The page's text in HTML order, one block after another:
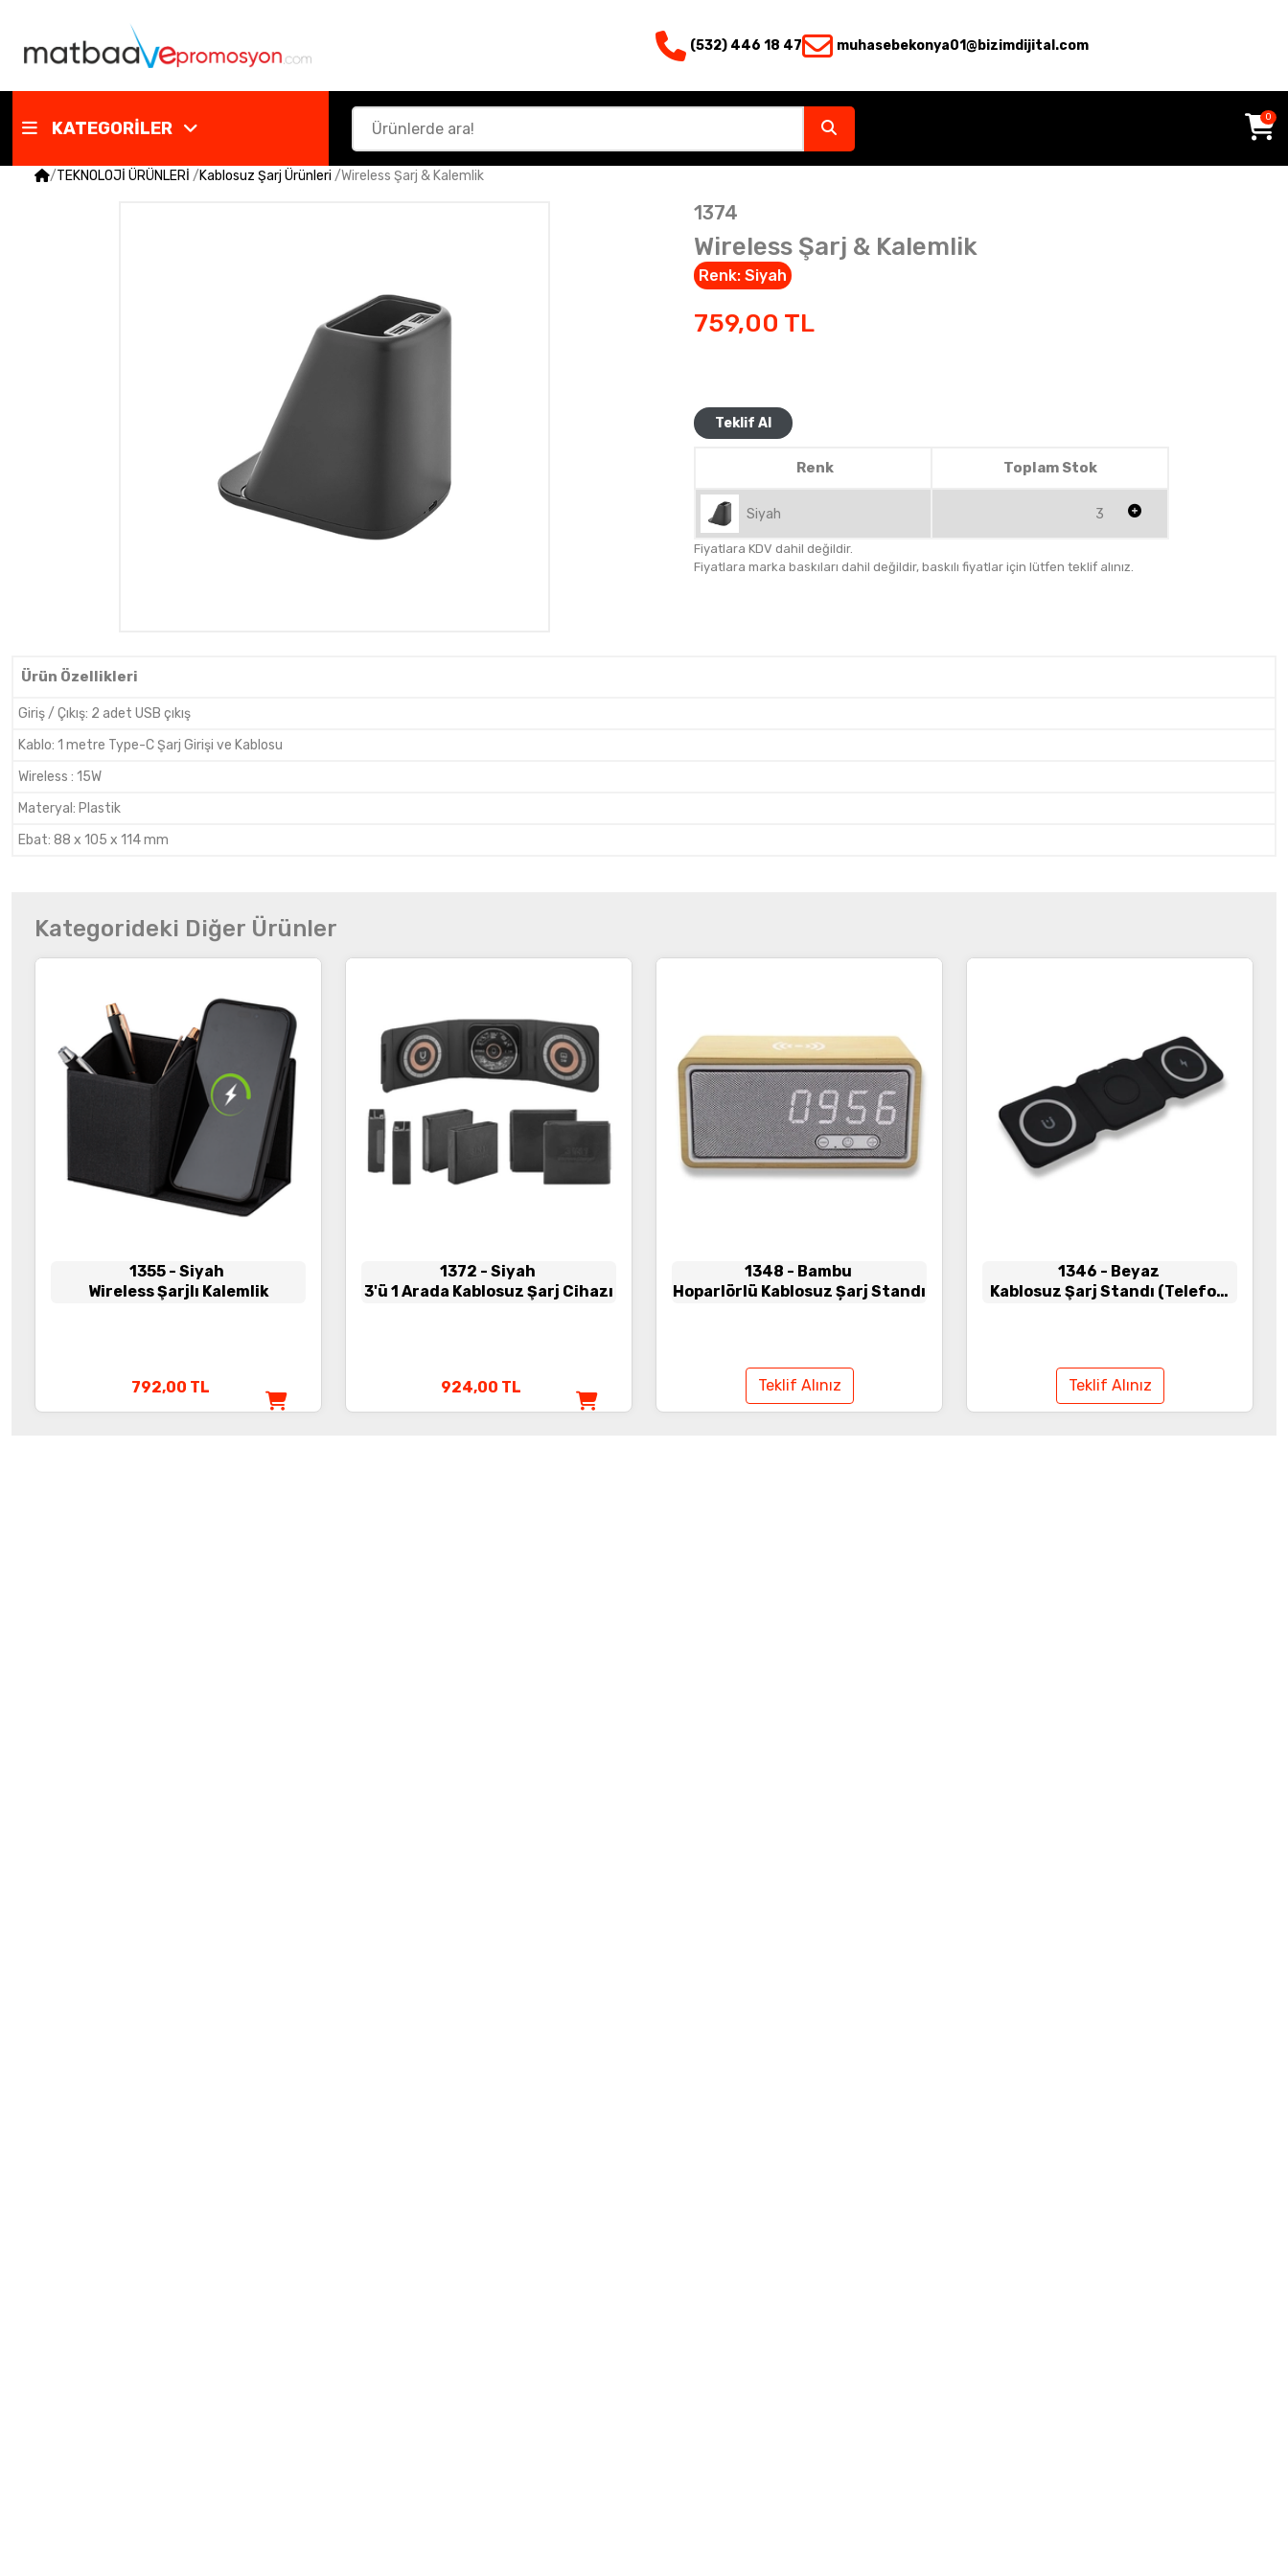
(532) 446 18 47 muhasebekonya01@bizimdijital.com
KATEGORİLER
0
/TEKNOLOJİ ÜRÜNLERİ /Kablosuz Şarj Ürünleri /Wireless Şarj & Kalemlik
1374
Wireless Şarj & Kalemlik
Renk: Siyah
759,00 TL
Teklif Al
Renk Toplam Stok
Siyah 3
Fiyatlara KDV dahil değildir.
Fiyatlara marka baskıları dahil değildir, baskılı fiyatlar için lütfen teklif alınız.
Ürün Özellikleri
Giriş / Çıkış: 2 adet USB çıkış
Kablo: 1 metre Type-C Şarj Girişi ve Kablosu
Wireless : 15W
Materyal : Plastik
Ebat: 88 x 105 x 114 mm
Kategorideki Diğer Ürünler
1355 - Siyah
Wireless Şarjlı Kalemlik
792,00 TL
1372 - Siyah
3'ü 1 Arada Kablosuz Şarj Cihazı
924,00 TL
1348 - Bambu
Hoparlörlü Kablosuz Șarj Standı
Teklif Alınız
1346 - Beyaz
Kablosuz Şarj Standı (Telefon,
Teklif Alınız